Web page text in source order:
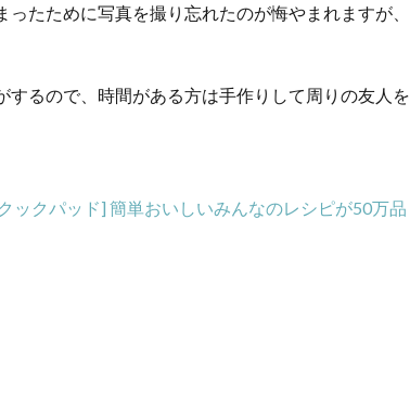
たために写真を撮り忘れたのが悔やまれますが、
るので、時間がある方は手作りして周りの友人を
ックパッド] 簡単おいしいみんなのレシピが50万品